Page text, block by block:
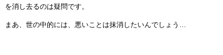
を消し去るのは疑問です。
まあ、世の中的には、悪いことは抹消したいんでしょう…